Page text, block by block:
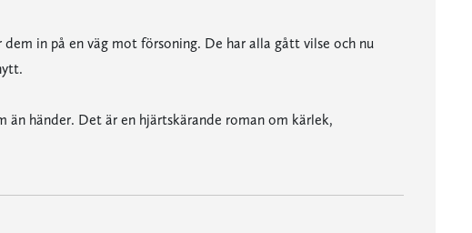
in på en väg mot försoning. De har alla gått vilse och nu
än händer. Det är en hjärtskärande roman om kärlek,